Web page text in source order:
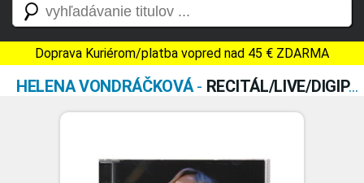
Doprava Kuriérom/platba vopred nad 45 € ZDARMA
HELENA VONDRÁČKOVÁ- RECITÁL/LIVE/DIGIPACK